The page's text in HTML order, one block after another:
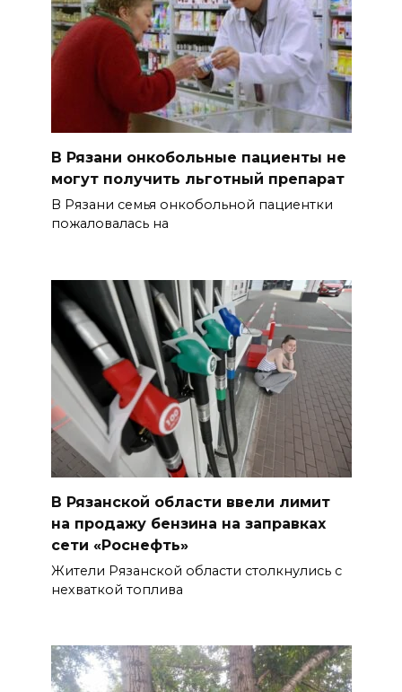
В Рязани онкобольные пациенты не
могут получить льготный препарат
В Рязани семья онкобольной пациентки
пожаловалась на
В Рязанской области ввели лимит
на продажу бензина на заправках
сети «Роснефть»
Жители Рязанской области столкнулись с
нехваткой топлива